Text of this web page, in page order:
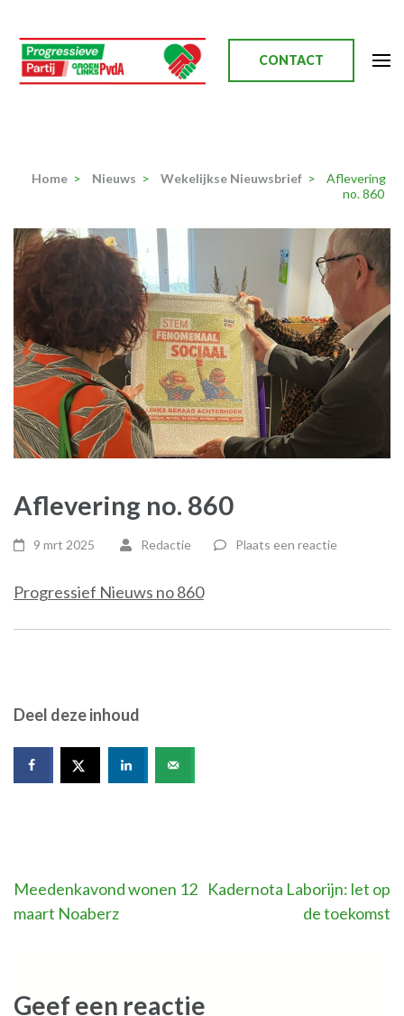
naar
inhoud
(Druk
CONTACT
Home > Nieuws > Wekelijkse Nieuwsbrief >
Aflevering
no. 860
Aflevering no. 860
9 mrt 2025 Redactie Plaats een reactie
Progressief Nieuws no 860
Deel deze inhoud
Bericht
navigatie
Meedenkavond wonen 12
maart Noaberz
Kadernota Laborijn: let op
de toekomst
Geef een reactie